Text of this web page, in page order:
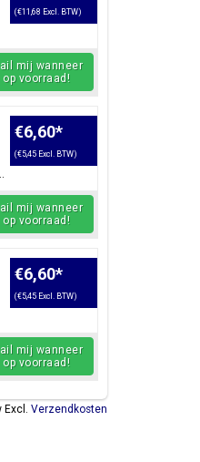
(€11,68 Excl. BTW)
mij wanneer
op voorraad!
€6,60*
(€5,45 Excl. BTW)
mij wanneer
op voorraad!
€6,60*
(€5,45 Excl. BTW)
mij wanneer
op voorraad!
Excl. Verzendkosten